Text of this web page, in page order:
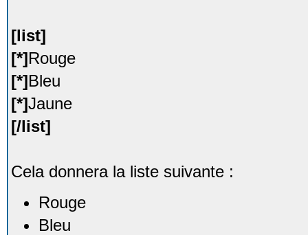
[list]
[*]Rouge
[*]Bleu
[*]Jaune
[/list]
Cela donnera la liste suivante :
Rouge
Bleu